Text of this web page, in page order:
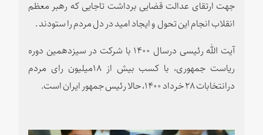
جهت ارتقای عدالت قضایی برداشت تاجایی که رهبر معظم
انقلاب انجام این تحول و ایجاد امید در دل مردم را ستودند .
آیت الله رئیسی درسال ۱۴۰۰ با شرکت در سیزدهمین دوره
ریاست جمهوری،
با كسب بیش از ۱۸میلیون رای مردم
درانتخابات ۲۸ خرداد ۱۴۰۰، حالا رئيس جمهور ايران است
.